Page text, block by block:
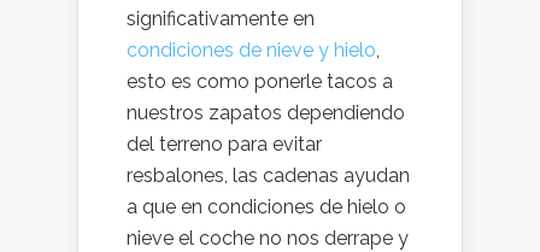
significativamente en
condiciones de nieve y hielo,
esto es como ponerle tacos a
nuestros zapatos dependiendo
del terreno para evitar
resbalones, las cadenas ayudan
a que en condiciones de hielo o
nieve el coche no nos derrape y